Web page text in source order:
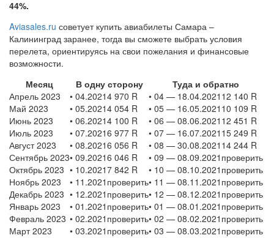
44%.
Aviasales.ru советует купить авиабилеты Самара –
Калининград заранее, тогда вы сможете выбрать условия
перелета, ориентируясь на свои пожелания и финансовые
возможности.
Месяц
В одну сторону
Туда и обратно
Апрель 2023
• 04.20214 970 R
• 04 — 18.04.202112 140 R
Май 2023
• 05.20214 054 R
• 05 — 16.05.202110 109 R
Июнь 2023
• 06.20214 100 R
• 06 — 08.06.202112 451 R
Июль 2023
• 07.20216 977 R
• 07 — 16.07.202115 249 R
Август 2023
• 08.20216 056 R
• 08 — 30.08.202114 244 R
Сентябрь 2023• 09.20216 046 R
• 09 — 08.09.2021проверить
Октябрь 2023 • 10.20217 842 R
• 10 — 08.10.2021проверить
Ноябрь 2023
• 11.2021проверить• 11 — 08.11.2021проверить
Декабрь 2023 • 12.2021проверить• 12 — 08.12.2021проверить
Январь 2023
• 01.2021проверить• 01 — 08.01.2021проверить
Февраль 2023 • 02.2021проверить• 02 — 08.02.2021проверить
Март 2023
• 03.2021проверить• 03 — 08.03.2021проверить